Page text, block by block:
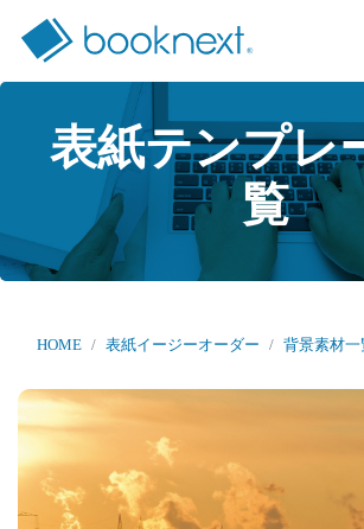
表紙テンプレ
覧
HOME 表紙イージーオーダー 背景素材一